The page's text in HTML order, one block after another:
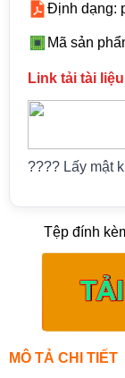
Định dạng:
Mã sản
Link tải tài
???? Lấy mật
Tệp đính
MÔ TẢ CHI TIẾT